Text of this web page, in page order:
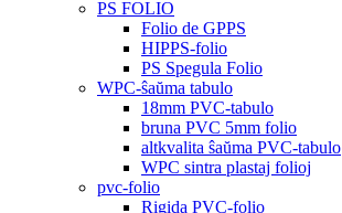
PS FOLIO
Folio de GPPS
HIPPS-folio
PS Spegula Folio
WPC-ŝaŭma tabulo
18mm PVC-tabulo
bruna PVC 5mm folio
altkvalita ŝaŭma PVC-tabulo
WPC sintra plastaj folioj
pvc-folio
Rigida PVC-folio